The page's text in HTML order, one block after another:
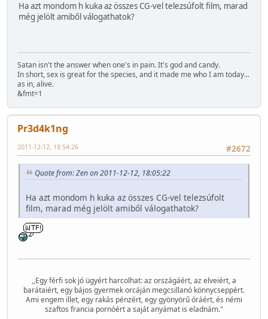
Ha azt mondom h kuka az összes CG-vel telezsúfolt film, marad
még jelölt amiből válogathatok?
Satan isn't the answer when one's in pain. It's god and candy.
In short, sex is great for the species, and it made me who I am today...
as in, alive.
&fmt=1
Pr3d4k1ng
#2672
2011-12-12, 18:54:26
Quote from: Zen on 2011-12-12, 18:05:22
Ha azt mondom h kuka az összes CG-vel telezsúfolt
film, marad még jelölt amiből válogathatok?
,,Egy férfi sok jó ügyért harcolhat: az országáért, az elveiért, a
barátaiért, egy bájos gyermek orcáján megcsillanó könnycseppért.
Ami engem illet, egy rakás pénzért, egy gyönyörű óráért, és némi
szaftos francia pornóért a saját anyámat is eladnám."